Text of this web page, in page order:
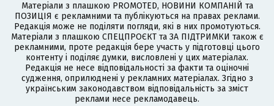
Матеріали з плашкою PROMOTED, НОВИНИ КОМПАНІЙ та
ПОЗИЦІЯ є рекламними та публікуються на правах реклами.
Редакція може не поділяти погляди, які в них промотуються.
Матеріали з плашкою СПЕЦПРОЄКТ та ЗА ПІДТРИМКИ також є
рекламними, проте редакція бере участь у підготовці цього
контенту і поділяє думки, висловлені у цих матеріалах.
Редакція не несе відповідальності за факти та оціночні
судження, оприлюднені у рекламних матеріалах. Згідно з
українським законодавством відповідальність за зміст
реклами несе рекламодавець.